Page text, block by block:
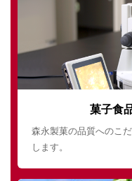
菓子食
森永製菓の品質へのこ
します。